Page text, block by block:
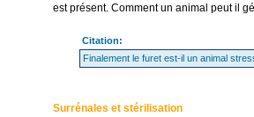
est présent. Comment un animal peut il
Citation:
Finalement le furet est-il un animal
Surrénales et stérilisation